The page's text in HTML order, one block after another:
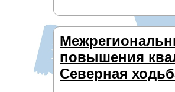
повышения
Северная